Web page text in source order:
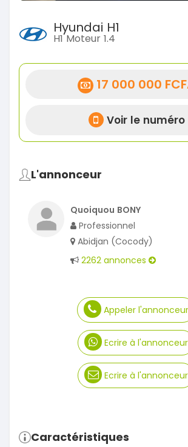
Hyundai H1
H1 Moteur 1.4
17 000 000
Voir le numéro
L'annonceur
Quoiquou BONY
Professionnel
Abidjan (Cocody)
2262 annonces
Appeler l'annonceur
Ecrire à l'annonceur
Ecrire à l'annonceur
Caractéristiques